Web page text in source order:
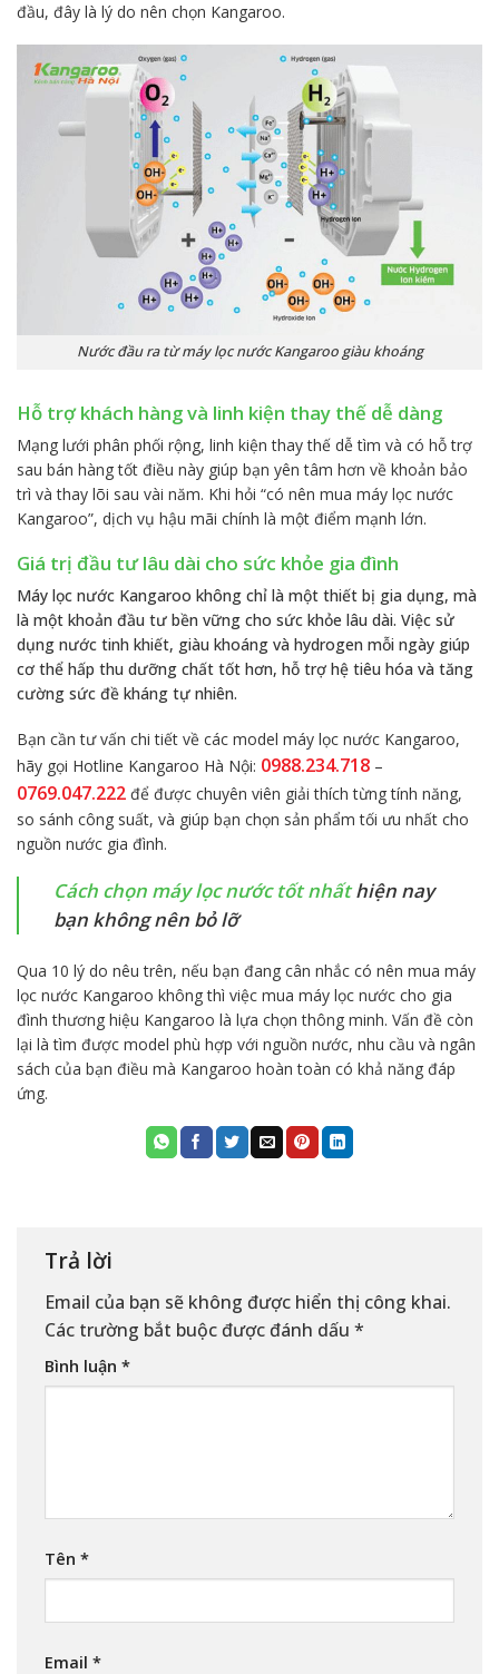
đầu, đây là lý do nên chọn Kangaroo.
Nước đầu ra từ máy lọc nước Kangaroo giàu khoáng
Hỗ trợ khách hàng và linh kiện thay thế dễ dàng
Mạng lưới phân phối rộng, linh kiện thay thế dễ tìm và có hỗ trợ
sau bán hàng tốt điều này giúp bạn yên tâm hơn về khoản bảo
trì và thay lõi sau vài năm. Khi hỏi “có nên mua máy lọc nước
Kangaroo”, dịch vụ hậu mãi chính là một điểm mạnh lớn.
Giá trị đầu tư lâu dài cho sức khỏe gia đình
Máy lọc nước Kangaroo không chỉ là một thiết bị gia dụng, mà
là một khoản đầu tư bền vững cho sức khỏe lâu dài. Việc sử
dụng nước tinh khiết, giàu khoáng và hydrogen mỗi ngày giúp
cơ thể hấp thu dưỡng chất tốt hơn, hỗ trợ hệ tiêu hóa và tăng
cường sức đề kháng tự nhiên.
Bạn cần tư vấn chi tiết về các model máy lọc nước Kangaroo,
hãy gọi Hotline Kangaroo Hà Nội: 0988.234.718 –
0769.047.222 để được chuyên viên giải thích từng tính năng,
so sánh công suất, và giúp bạn chọn sản phẩm tối ưu nhất cho
nguồn nước gia đình.
Cách chọn máy lọc nước tốt nhấthiện nay
bạn không nên bỏ lỡ
Qua 10 lý do nêu trên, nếu bạn đang cân nhắc có nên mua máy
lọc nước Kangaroo không thì việc mua máy lọc nước cho gia
đình thương hiệu Kangaroo là lựa chọn thông minh. Vấn đề còn
lại là tìm được model phù hợp với nguồn nước, nhu cầu và ngân
sách của bạn điều mà Kangaroo hoàn toàn có khả năng đáp
ứng.
Trả lời
Email của bạn sẽ không được hiển thị công khai.
Các trường bắt buộc được đánh dấu *
Bình luận *
Tên *
Email *